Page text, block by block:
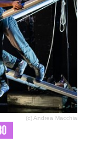
(c) Andrea Macchia